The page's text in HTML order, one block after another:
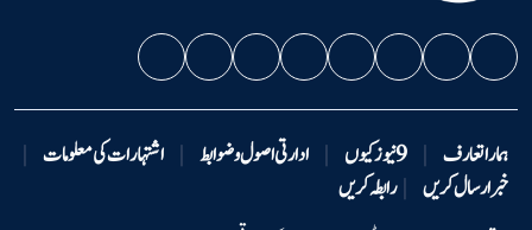
ہمارا تعارف | 9 نیوزکیوں | ادارتی اصول و ضوابط | اشتہارات کی معلومات |
خبر ارسال کریں | رابطہ کریں